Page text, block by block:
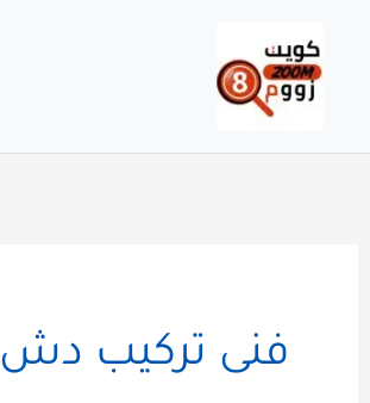
المحتوى
فنى تركيب دش